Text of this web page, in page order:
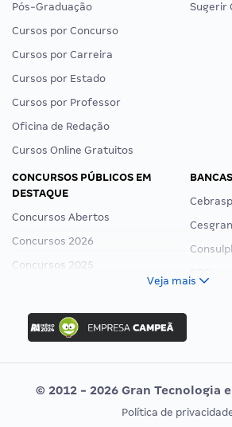
Pós-Graduação
Cursos por Concurso
Cursos por Carreira
Cursos por Estado
Cursos por Professor
Oficina de Redação
Cursos Online Gratuitos
Sugerir
CONCURSOS PÚBLICOS EM
DESTAQUE
Concursos Abertos
Concursos 2026
Concursos 2025
Concurso Ibama
Concurso MPU
Editais publicados
Vunesp
CONCURSOS POR PROFISSÃO
EXAME
Veja mais
© 2012 - 2026 Gran Tecnologia
Política de